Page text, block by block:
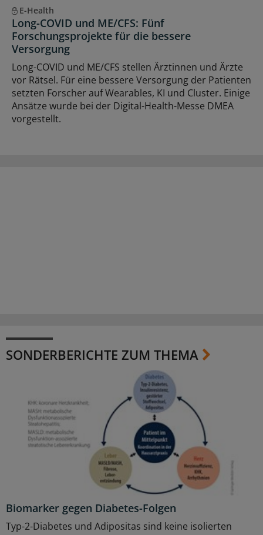
E-Health
Long-COVID und ME/CFS: Fünf
Forschungsprojekte für die bessere
Versorgung
Long-COVID und ME/CFS stellen Ärztinnen und Ärzte
vor Rätsel. Für eine bessere Versorgung der Patienten
setzten Forscher auf Wearables, KI und Cluster. Einige
Ansätze wurde bei der Digital-Health-Messe DMEA
vorgestellt.
SONDERBERICHTE ZUM THEMA
Biomarker gegen Diabetes-Folgen
Typ-2-Diabetes und Adipositas sind keine isolierten